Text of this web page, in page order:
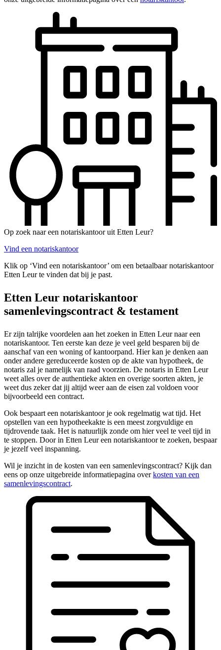
Op zoek naar een notariskantoor uit Etten Leur?
Vind een notariskantoor
Klik op ‘Vind een notariskantoor’ om een betaalbaar notariskantoor
Etten Leur te vinden dat bij je past.
Etten Leur notariskantoor
samenlevingscontract & testament
Er zijn talrijke voordelen aan het zoeken in Etten Leur naar een
notariskantoor. Ten eerste kan deze je veel geld besparen bij de
aanschaf van een woning of kantoorpand. Hier kan je denken aan
onder andere gereduceerde kosten op de akte van hypotheek, de
notaris zal je namelijk van raad voorzien. De notaris in Etten Leur
weet alles over de authentieke akten en overige soorten akten, je
weet dus zeker dat jij altijd weer aan de eisen zal voldoen voor
bijvoorbeeld een contract.
Ook bespaart een notariskantoor je ook regelmatig wat tijd. Het
opstellen van een hypotheekakte is een meest zorgvuldige en
tijdrovende taak. Het is natuurlijk zonde om hier veel te veel tijd in
te stoppen. Door in Etten Leur een notariskantoor te zoeken, bespaar
je jezelf veel inspanning.
Wil je inzicht in de kosten van een samenlevingscontract? Kijk dan
eens op onze uitgebreide informatiepagina overkosten van een
samenlevingscontract.